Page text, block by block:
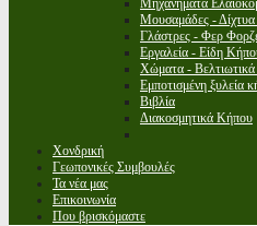
Μηχανήματα
Μουσαμάδες -
Γλάστρες - Φερ
Εργαλεία - Είδη
Χώματα -
Εμποτισμένη ξυλεία
Βιβλία
Διακοσμητικά Κήπου
Χονδρική
Γεωπονικές Συμβουλές
Τα νέα μας
Επικοινωνία
Που βρισκόμαστε